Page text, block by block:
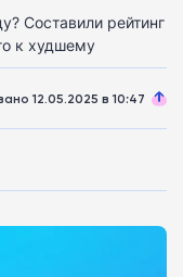
Составили рейтинг
к худшему
12.05.2025 в 10:47